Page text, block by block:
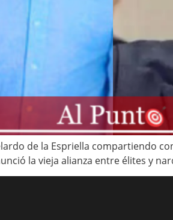
de la Espriella compartiendo
la vieja alianza entre élites y